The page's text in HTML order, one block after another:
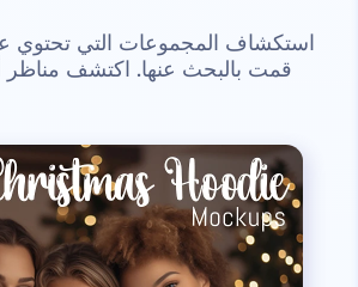
استكشاف المجموعات التي تحتوي
قمت بالبحث عنها. اكتشف